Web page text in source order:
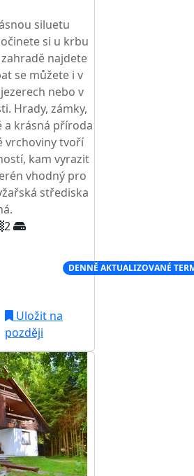
siluetu
si u krbu
najdete
se můžete i v
nebo v
Hrady, zámky,
a krásná příroda
vrchoviny tvoří
kam vyrazit
vhodný pro
střediska
2
DENNĚ AKTUALIZOVANÉ
Uložit na
později